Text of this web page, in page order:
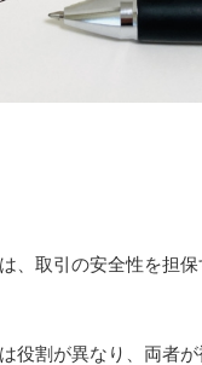
、取引の安全性を担
役割が異なり、両者